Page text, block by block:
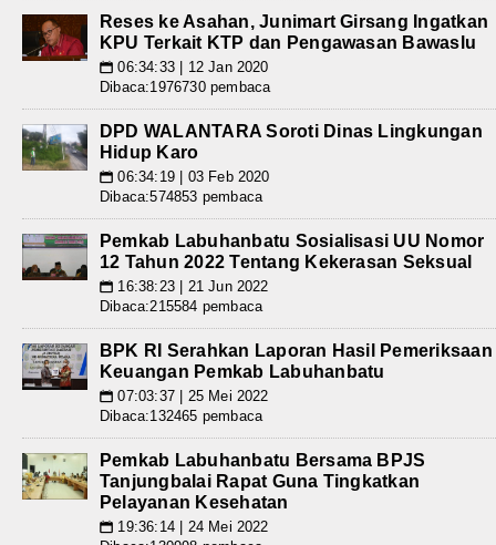
Reses ke Asahan, Junimart Girsang Ingatkan
KPU Terkait KTP dan Pengawasan Bawaslu
📅 06:34:33 | 12 Jan 2020
Dibaca:1976730 pembaca
DPD WALANTARA Soroti Dinas Lingkungan
Hidup Karo
📅 06:34:19 | 03 Feb 2020
Dibaca:574853 pembaca
Pemkab Labuhanbatu Sosialisasi UU Nomor
12 Tahun 2022 Tentang Kekerasan Seksual
📅 16:38:23 | 21 Jun 2022
Dibaca:215584 pembaca
BPK RI Serahkan Laporan Hasil Pemeriksaan
Keuangan Pemkab Labuhanbatu
📅 07:03:37 | 25 Mei 2022
Dibaca:132465 pembaca
Pemkab Labuhanbatu Bersama BPJS
Tanjungbalai Rapat Guna Tingkatkan
Pelayanan Kesehatan
📅 19:36:14 | 24 Mei 2022